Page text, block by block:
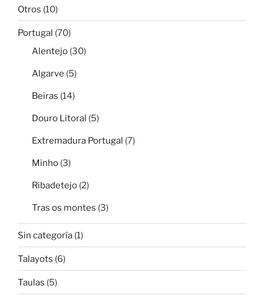
Otros (10)
Portugal (70)
Alentejo (30)
Algarve (5)
Beiras (14)
Douro Litoral (5)
Extremadura Portugal (7)
Minho (3)
Ribadetejo (2)
Tras os montes (3)
Sin categoría (1)
Talayots (6)
Taulas (5)